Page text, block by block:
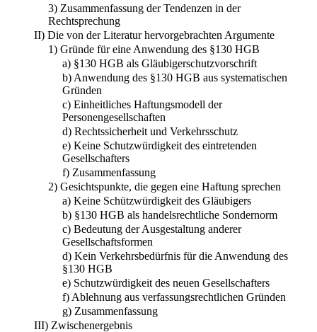
3) Zusammenfassung der Tendenzen in der
Rechtsprechung
II) Die von der Literatur hervorgebrachten Argumente
1) Gründe für eine Anwendung des §130 HGB
a) §130 HGB als Gläubigerschutzvorschrift
b) Anwendung des §130 HGB aus systematischen
Gründen
c) Einheitliches Haftungsmodell der
Personengesellschaften
d) Rechtssicherheit und Verkehrsschutz
e) Keine Schutzwürdigkeit des eintretenden
Gesellschafters
f) Zusammenfassung
2) Gesichtspunkte, die gegen eine Haftung sprechen
a) Keine Schützwürdigkeit des Gläubigers
b) §130 HGB als handelsrechtliche Sondernorm
c) Bedeutung der Ausgestaltung anderer
Gesellschaftsformen
d) Kein Verkehrsbedürfnis für die Anwendung des
§130 HGB
e) Schutzwürdigkeit des neuen Gesellschafters
f) Ablehnung aus verfassungsrechtlichen Gründen
g) Zusammenfassung
III) Zwischenergebnis